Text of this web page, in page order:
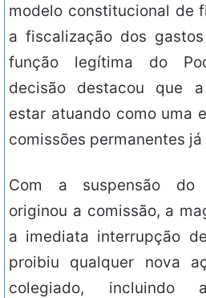
modelo constitucional de
a fiscalização dos
função legítima do
decisão destacou que
estar atuando como uma
comissões permanentes
Com a suspensão do
originou a comissão, a
a imediata interrupção
proibiu qualquer nova
colegiado, incluindo